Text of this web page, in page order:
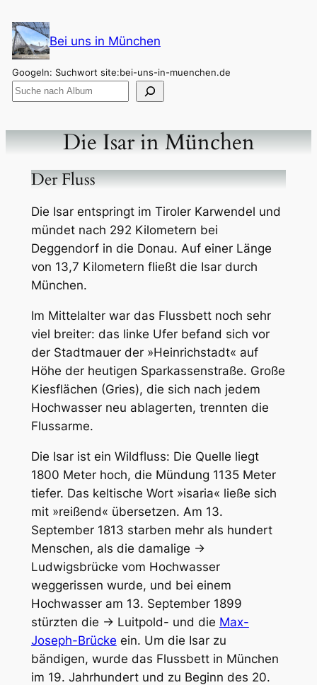
Inhalt
springen
Bei uns in München
Googeln: Suchwort site:bei-uns-in-muenchen.de
Die Isar in München
Der Fluss
Die Isar entspringt im Tiroler Karwendel und
mündet nach 292 Kilometern bei
Deggendorf in die Donau. Auf einer Länge
von 13,7 Kilometern fließt die Isar durch
München.
Im Mittelalter war das Flussbett noch sehr
viel breiter: das linke Ufer befand sich vor
der Stadtmauer der »Heinrichstadt« auf
Höhe der heutigen Sparkassenstraße. Große
Kiesflächen (Gries), die sich nach jedem
Hochwasser neu ablagerten, trennten die
Flussarme.
Die Isar ist ein Wildfluss: Die Quelle liegt
1800 Meter hoch, die Mündung 1135 Meter
tiefer. Das keltische Wort »isaria« ließe sich
mit »reißend« übersetzen. Am 13.
September 1813 starben mehr als hundert
Menschen, als die damalige →
Ludwigsbrücke vom Hochwasser
weggerissen wurde, und bei einem
Hochwasser am 13. September 1899
stürzten die → Luitpold- und die Max-
Joseph-Brücke ein. Um die Isar zu
bändigen, wurde das Flussbett in München
im 19. Jahrhundert und zu Beginn des 20.